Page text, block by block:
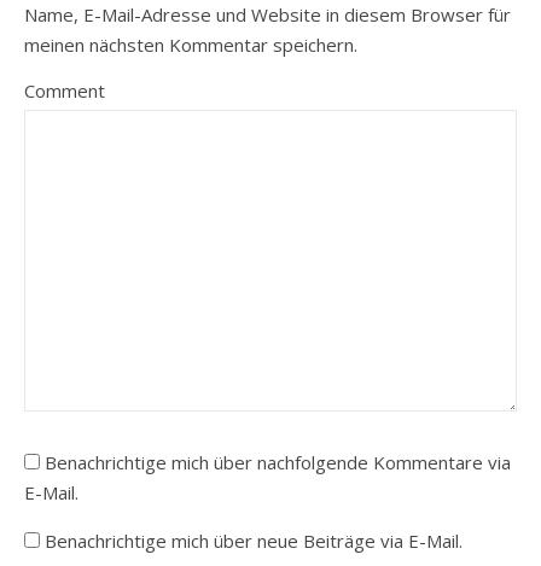
Name, E-Mail-Adresse und Website in diesem Browser für
meinen nächsten Kommentar speichern.
Comment
Benachrichtige mich über nachfolgende Kommentare via
E-Mail.
Benachrichtige mich über neue Beiträge via E-Mail.